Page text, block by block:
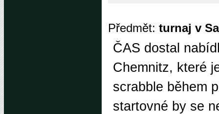
Předmět: turnaj v
ČAS dostal
Chemnitz, které
scrabble během
startovné by se